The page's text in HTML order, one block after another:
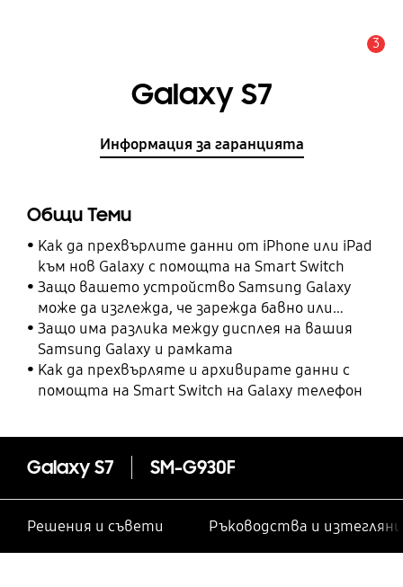
3
Galaxy S7
Информация за гаранцията
Общи Теми
Как да прехвърлите данни от iPhone или iPad
към нов Galaxy с помощта на Smart Switch
Защо вашето устройство Samsung Galaxy
може да изглежда, че зарежда бавно или
изобщо не зарежда
Защо има разлика между дисплея на вашия
Samsung Galaxy и рамката
Как да прехвърляте и архивирате данни с
помощта на Smart Switch на Galaxy телефон
Galaxy S7 SM-G930F
Решения и съвети Ръководства и